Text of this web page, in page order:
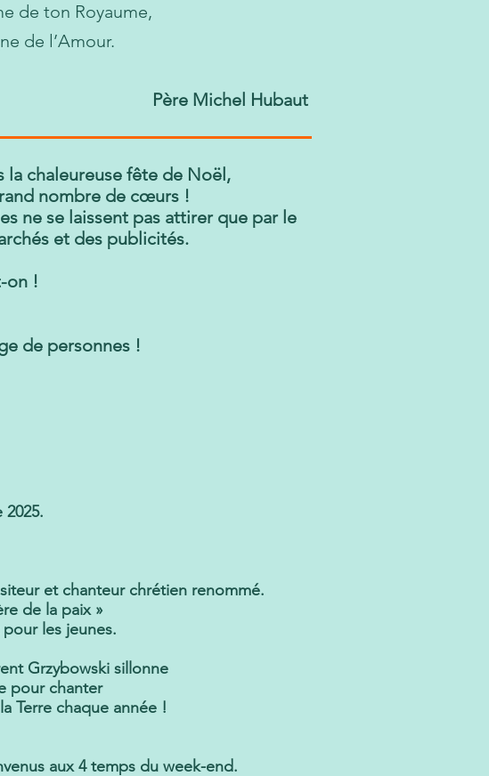
de ton Royaume,
de l’Amour.
Père Michel Hubaut
la chaleureuse fête de Noël,
nombre de cœurs !
ne se laissent pas attirer que par le
et des publicités.
on !
de personnes !
et chanteur chrétien renommé.
de la paix »
les jeunes.
Grzybowski sillonne
pour chanter
Terre chaque année !
aux 4 temps du week-end.